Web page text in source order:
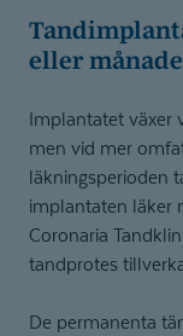
Tandimplantatet läker på några veckor
eller
Implantatet växer
men vid mer
läkningsperioden
implantaten läker
Coronaria
tandprotes
De permanenta